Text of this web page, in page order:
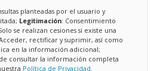
planteadas por el usuario y
Legitimación: Consentimiento
se realizan cesiones si existe una
rectificar y suprimir, así como
en la información adicional;
consultar la información completa
Política de Privacidad